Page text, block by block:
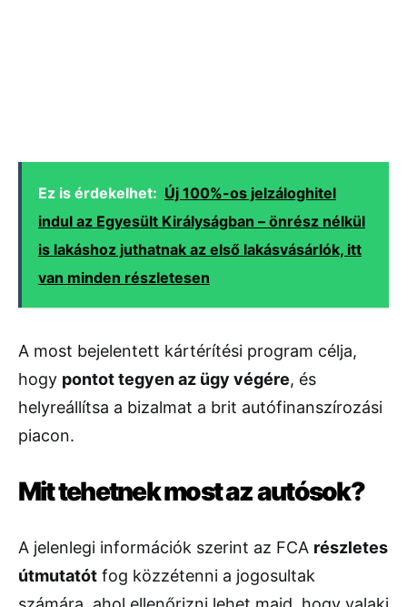
Ez is érdekelhet: Új 100%-os jelzáloghitel
indul az Egyesült Királyságban – önrész nélkül
is lakáshoz juthatnak az első lakásvásárlók, itt
van minden részletesen
A most bejelentett kártérítési program célja,
hogy pontot tegyen az ügy végére, és
helyreállítsa a bizalmat a brit autófinanszírozási
piacon.
Mit tehetnek most az autósok?
A jelenlegi információk szerint az FCA részletes
útmutatót fog közzétenni a jogosultak